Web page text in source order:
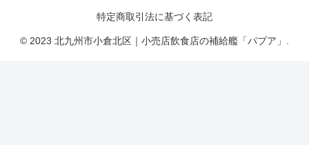
特定商取引法に基づく表記
© 2023 北九州市小倉北区｜小売店飲食店の補給艦「パプア」.